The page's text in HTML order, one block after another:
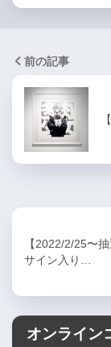
前の記事
【2022/2/25〜
サイン入り…
オンライン